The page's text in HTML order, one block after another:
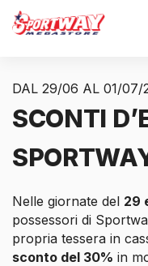
DAL 29/06 AL 01/07/
SCONTI
Nelle giornate del 29
possessori di
propria tessera in
sconto del 30% in